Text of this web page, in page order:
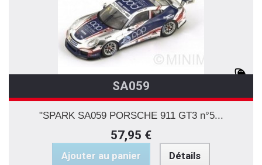
SA059
"SPARK SA059 PORSCHE 911 GT3 n°5...
57,95 €
Ajouter au panier Détails